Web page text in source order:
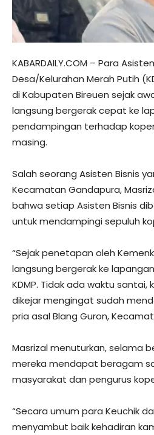
KABARDAILY.COM – Para
Desa/Kelurahan Merah Putih
di Kabupaten Bireuen sejak
langsung bergerak cepat ke
pendampingan terhadap
masing.
Salah seorang Asisten Bisnis
Kecamatan Gandapura,
bahwa setiap Asisten Bisnis
untuk mendampingi sepuluh
“Sejak penetapan oleh
langsung bergerak ke
KDMP. Tidak ada waktu santai,
dikejar mengingat sudah
pria asal Blang Guron,
Masrizal menuturkan, selama
mereka mendapat beragam
masyarakat dan pengurus
“Secara umum para Keuchik
menyambut baik kehadiran